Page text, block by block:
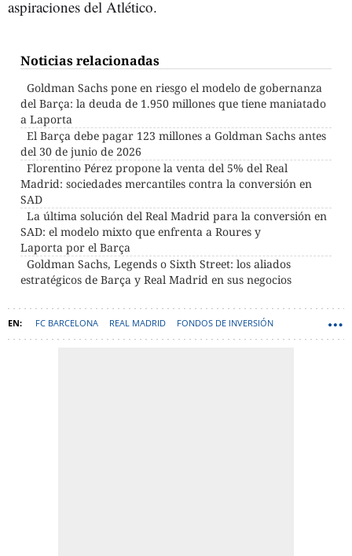
aspiraciones del Atlético.
Noticias relacionadas
Goldman Sachs pone en riesgo el modelo de gobernanza
del Barça: la deuda de 1.950 millones que tiene maniatado
a Laporta
El Barça debe pagar 123 millones a Goldman Sachs antes
del 30 de junio de 2026
Florentino Pérez propone la venta del 5% del Real
Madrid: sociedades mercantiles contra la conversión en
SAD
La última solución del Real Madrid para la conversión en
SAD: el modelo mixto que enfrenta a Roures y
Laporta por el Barça
Goldman Sachs, Legends o Sixth Street: los aliados
estratégicos de Barça y Real Madrid en sus negocios
FC BARCELONA REAL MADRID FONDOS DE INVERSIÓN